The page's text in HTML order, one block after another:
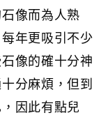
像而為人熟
年更吸引不少
像的確十分神
分麻煩，但到
因此有點兒